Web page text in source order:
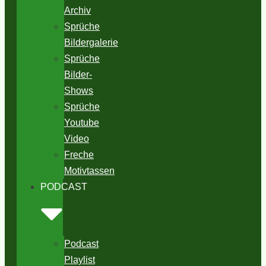
Archiv
Sprüche
Bildergalerie
Sprüche
Bilder-
Shows
Sprüche
Youtube
Video
Freche
Motivtassen
PODCAST
Podcast
Playlist